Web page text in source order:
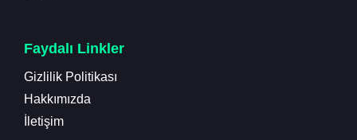
Faydalı Linkler
Gizlilik Politikası
Hakkımızda
İletişim